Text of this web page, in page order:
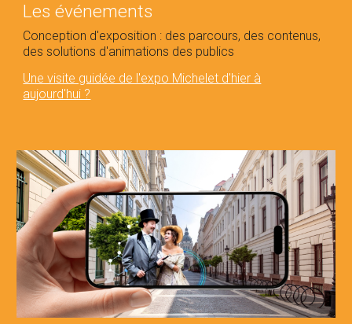
Les événements
Conception d'exposition : des parcours, des contenus,
des solutions d'animations des publics
Une visite guidée de l'expo Michelet d'hier à
aujourd'hui ?